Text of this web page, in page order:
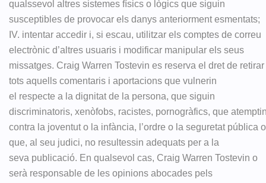
qualssevol altres sistemes físics o lògics que siguin
susceptibles de provocar els danys anteriorment esmentats;
IV. intentar accedir i, si escau, utilitzar els comptes de correu
electrònic d’altres usuaris i modificar manipular els seus
missatges. Craig Warren Tostevin es reserva el dret de retirar
tots aquells comentaris i aportacions que vulnerin
el respecte a la dignitat de la persona, que siguin
discriminatoris, xenòfobs, racistes, pornogràfics, que
contra la joventut o la infància, l’ordre o la seguretat pública o
que, al seu judici, no resultessin adequats per a la
seva publicació. En qualsevol cas, Craig Warren Tostevin o
serà responsable de les opinions abocades pels